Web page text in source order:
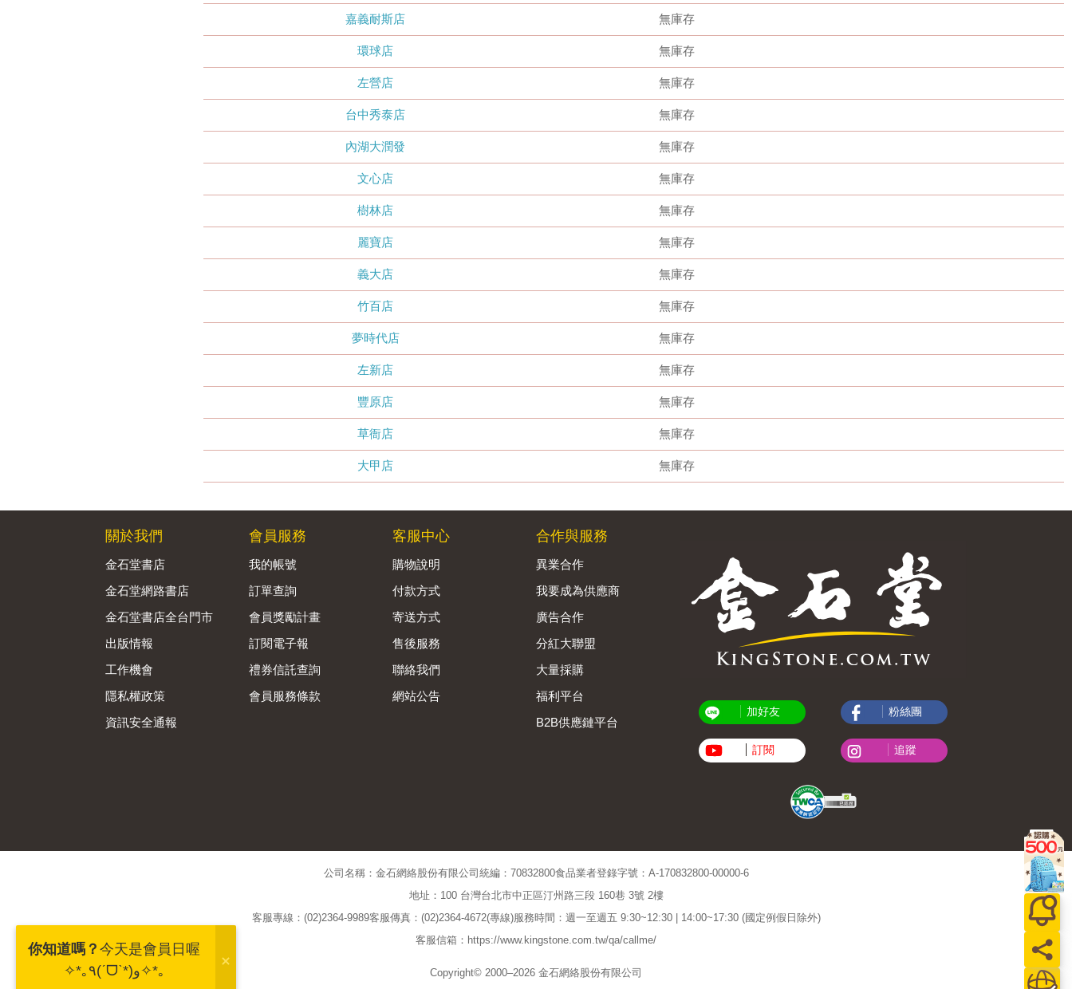
嘉義耐斯店 無庫存
環球店 無庫存
左營店 無庫存
台中秀泰店 無庫存
內湖大潤發 無庫存
文心店 無庫存
樹林店 無庫存
麗寶店 無庫存
義大店 無庫存
竹百店 無庫存
夢時代店 無庫存
左新店 無庫存
豐原店 無庫存
草衙店 無庫存
大甲店 無庫存
關於我們
金石堂書店
金石堂網路書店
金石堂書店全台門市
出版情報
工作機會
隱私權政策
資訊安全通報
會員服務
我的帳號
訂單查詢
會員獎勵計畫
訂閱電子報
禮券信託查詢
會員服務條款
客服中心
購物說明
付款方式
寄送方式
售後服務
聯絡我們
網站公告
合作與服務
異業合作
我要成為供應商
廣告合作
分紅大聯盟
大量採購
福利平台
B2B供應鏈平台
加好友
訂閱
粉絲團
追蹤
公司名稱：金石網絡股份有限公司 統編：70832800食品業者登錄字號：A-170832800-00000-6
地址：100 台灣台北市中正區汀州路三段 160巷 3號 2樓
客服專線：(02)2364-9989客服傳真：(02)2364-4672(專線)服務時間：週一至週五 9:30~12:30 | 14:00~17:30 (國定例假日除外)
客服信箱：https://www.kingstone.com.tw/qa/callme/
Copyright© 2000–2026 金石網絡股份有限公司
你知道嗎？ 今天是會員日喔
✧*｡٩(ˊᗜˋ*)و✧*｡